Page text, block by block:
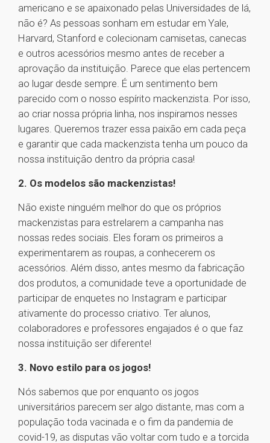
americano e se apaixonado pelas Universidades de lá,
não é? As pessoas sonham em estudar em Yale,
Harvard, Stanford e colecionam camisetas, canecas
e outros acessórios mesmo antes de receber a
aprovação da instituição. Parece que elas pertencem
ao lugar desde sempre. É um sentimento bem
parecido com o nosso espírito mackenzista. Por isso,
ao criar nossa própria linha, nos inspiramos nesses
lugares. Queremos trazer essa paixão em cada peça
e garantir que cada mackenzista tenha um pouco da
nossa instituição dentro da própria casa!
2. Os modelos são mackenzistas!
Não existe ninguém melhor do que os próprios
mackenzistas para estrelarem a campanha nas
nossas redes sociais. Eles foram os primeiros a
experimentarem as roupas, a conhecerem os
acessórios. Além disso, antes mesmo da fabricação
dos produtos, a comunidade teve a oportunidade de
participar de enquetes no Instagram e participar
ativamente do processo criativo. Ter alunos,
colaboradores e professores engajados é o que faz
nossa instituição ser diferente!
3. Novo estilo para os jogos!
Nós sabemos que por enquanto os jogos
universitários parecem ser algo distante, mas com a
população toda vacinada e o fim da pandemia de
covid-19, as disputas vão voltar com tudo e a torcida